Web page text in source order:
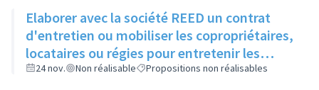
Elaborer avec la société REED un contrat
d'entretien ou mobiliser les copropriétaires,
locataires ou régies pour entretenir les
espaces verts entre bâtiments
24 nov. Non réalisable Propositions non réalisables